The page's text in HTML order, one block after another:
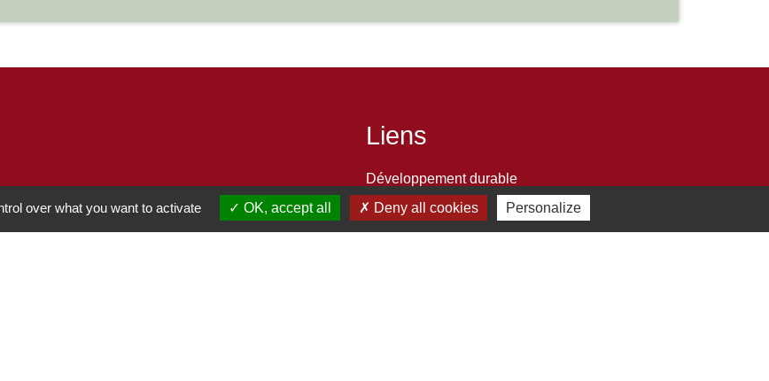
Liens
Développement durable
Office de tourisme
Service-public.fr
over what you want to activate OK, accept all Deny all cookies Personalize